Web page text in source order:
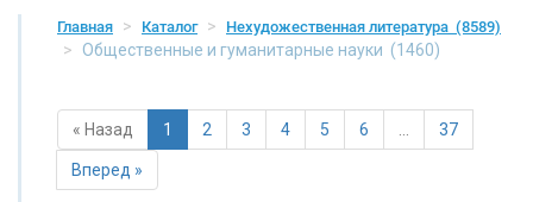
Главная Каталог Нехудожественная литература (8589)
Общественные и гуманитарные науки (1460)
« Назад 1 2 3 4 5 6 … 37
Вперед »